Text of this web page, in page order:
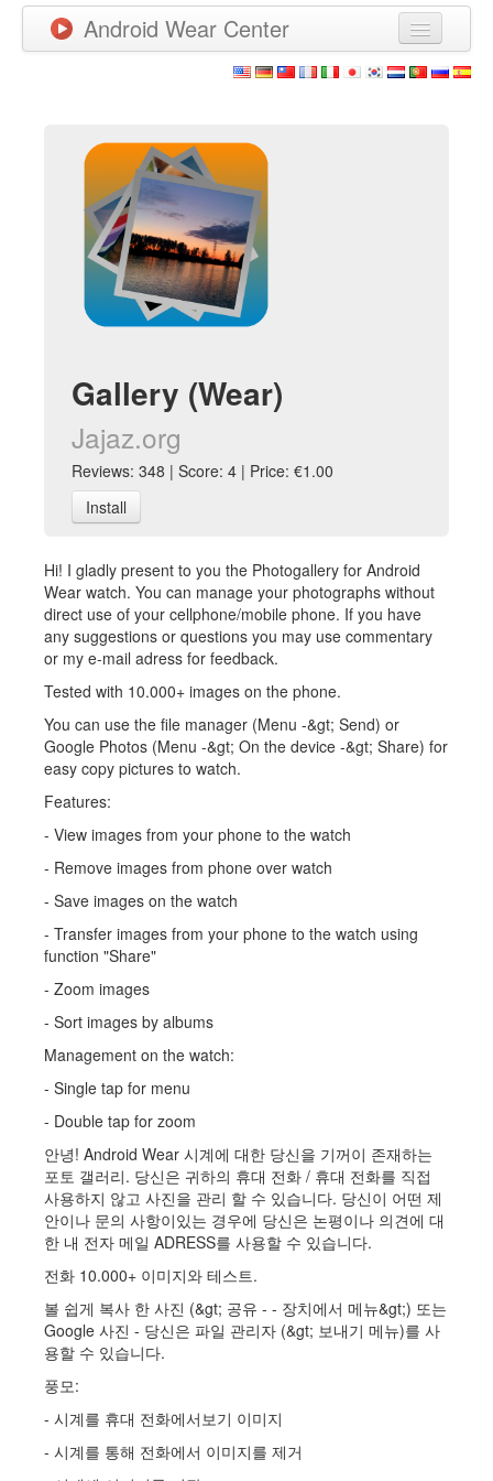
Android Wear Center
Games
New Releases
Watchfaces
Gallery (Wear)
Jajaz.org
Reviews: 348 | Score: 4 | Price: €1.00
Install
Hi! I gladly present to you the Photogallery for Android
Wear watch. You can manage your photographs without
direct use of your cellphone/mobile phone. If you have
any suggestions or questions you may use commentary
or my e-mail adress for feedback.
Tested with 10.000+ images on the phone.
You can use the file manager (Menu -&gt; Send) or
Google Photos (Menu -&gt; On the device -&gt; Share) for
easy copy pictures to watch.
Features:
- View images from your phone to the watch
- Remove images from phone over watch
- Save images on the watch
- Transfer images from your phone to the watch using
function "Share"
- Zoom images
- Sort images by albums
Management on the watch:
- Single tap for menu
- Double tap for zoom
안녕! Android Wear 시계에 대한 당신을 기꺼이 존재하는
포토 갤러리. 당신은 귀하의 휴대 전화 / 휴대 전화를 직접
사용하지 않고 사진을 관리 할 수​​ 있습니다. 당신이 어떤 제
안이나 문의 사항이있는 경우에 당신은 논평이나 의견에 대
한 내 전자 메일 ADRESS를 사용할 수 있습니다.
전화 10.000+ 이미지와 테스트.
볼 쉽게 복사 한 사진 (&gt; 공유 - - 장치에서 메뉴&gt;) 또는
Google 사진 - 당신은 파일 관리자 (&gt; 보내기 메뉴)를 사
용할 수 있습니다.
풍모:
- 시계를 휴대 전화에서보기 이미지
- 시계를 통해 전화에서 이미지를 제거